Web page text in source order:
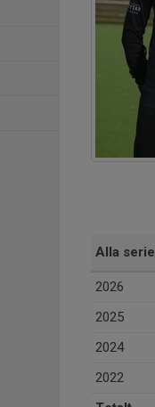
Alla
2026
2025
2024
2022